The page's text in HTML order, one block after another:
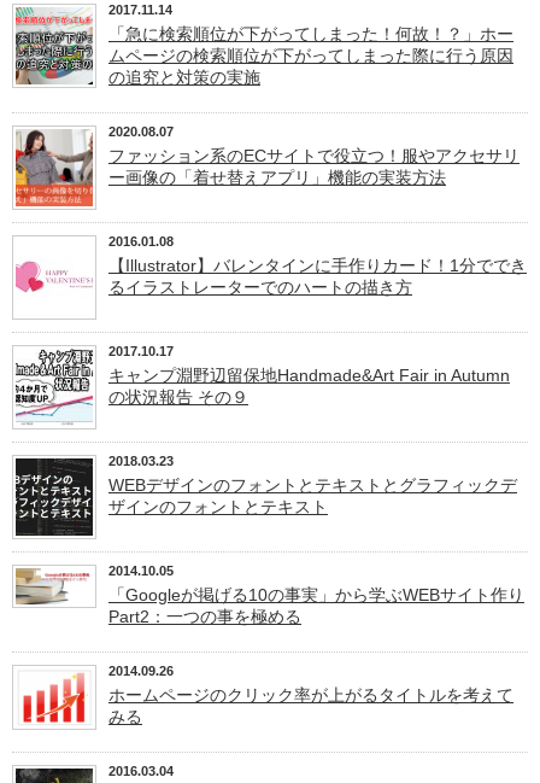
2017.11.14
「急に検索順位が下がってしまった！何故！？」ホー
ムページの検索順位が下がってしまった際に行う原因
の追究と対策の実施
2020.08.07
ファッション系のECサイトで役立つ！服やアクセサリ
ー画像の「着せ替えアプリ」機能の実装方法
2016.01.08
【Illustrator】バレンタインに手作りカード！1分ででき
るイラストレーターでのハートの描き方
2017.10.17
キャンプ淵野辺留保地Handmade&Art Fair in Autumn
の状況報告 その９
2018.03.23
WEBデザインのフォントとテキストとグラフィックデ
ザインのフォントとテキスト
2014.10.05
「Googleが掲げる10の事実」から学ぶWEBサイト作り
Part2：一つの事を極める
2014.09.26
ホームページのクリック率が上がるタイトルを考えて
みる
2016.03.04